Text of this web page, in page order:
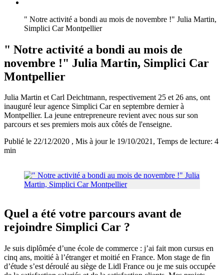
" Notre activité a bondi au mois de novembre !" Julia Martin,
Simplici Car Montpellier
" Notre activité a bondi au mois de
novembre !" Julia Martin, Simplici Car
Montpellier
Julia Martin et Carl Deichtmann, respectivement 25 et 26 ans, ont
inauguré leur agence Simplici Car en septembre dernier à
Montpellier. La jeune entrepreneure revient avec nous sur son
parcours et ses premiers mois aux côtés de l'enseigne.
Publié le 22/12/2020 , Mis à jour le 19/10/2021, Temps de lecture: 4
min
Quel a été votre parcours avant de
rejoindre Simplici Car ?
Je suis diplômée d’une école de commerce : j’ai fait mon cursus en
cinq ans, moitié à l’étranger et moitié en France. Mon stage de fin
d’étude s’est déroulé au siège de Lidl France ou je me suis occupée